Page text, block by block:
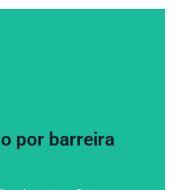
por barreira
gaiolas de captura,